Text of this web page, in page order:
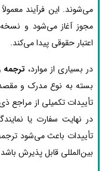
می‌شوند. این فرآیند
مجوز آغاز می‌شود و
اعتبار حقوقی پیدا می‌کند.
در بسیاری از موارد،
بسته به نوع مدرک و مقصد
تأییدات تکمیلی از مراجع
در نهایت سفارت یا
تأییدات باعث می‌شود
بین‌المللی قابل پذیرش